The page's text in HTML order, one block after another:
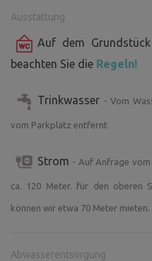
Ausstattung
Auf dem
beachten Sie die Regeln!
Trinkwasser - Vom
vom Parkplatz entfernt
Strom - Auf Anfrage vom
ca. 120 Meter. für den oberen
können wir etwa 70 Meter mieten.
Abwasserentsorgung